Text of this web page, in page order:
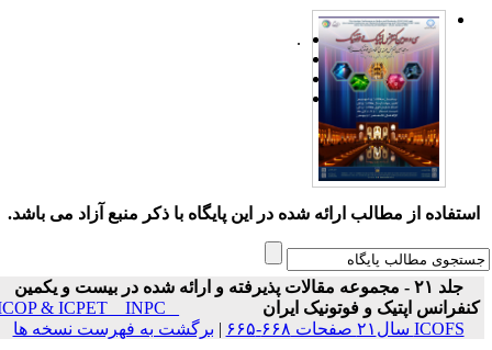
.
استفاده از مطالب ارائه شده در این پایگاه با ذکر منبع آزاد می باشد.
جلد ۲۱ - مجموعه مقالات پذیرفته و ارائه شده در بیست و یکمین
کنفرانس اپتیک و فوتونیک ایران
ICOP & ICPET _ INPC _
ICOFS سال۲۱ صفحات ۶۶۸-۶۶۵
| برگشت به فهرست نسخه ها